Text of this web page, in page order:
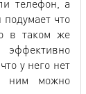
телефон, а
что
в таком же
у него нет
ним можно